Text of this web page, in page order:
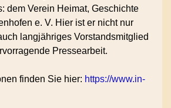
dem Verein Heimat, Geschichte
e. V. Hier ist er nicht nur
langjähriges Vorstandsmitglied
Pressearbeit.
finden Sie hier: https://www.in-